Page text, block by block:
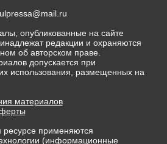
опубликованные на сайте
редакции и охраняются
об авторском праве.
допускается при
использования, размещенных на
материалов
применяются
(информационные